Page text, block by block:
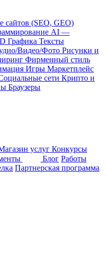
сайтов (SEO, GEO)
AI —
Графика Тексты
Видео/Фото Рисунки и
Фирменный стиль
Игры Маркетплейс
сети Крипто и
Браузеры
услуг Конкурсы
Блог Работы
Партнерская программа